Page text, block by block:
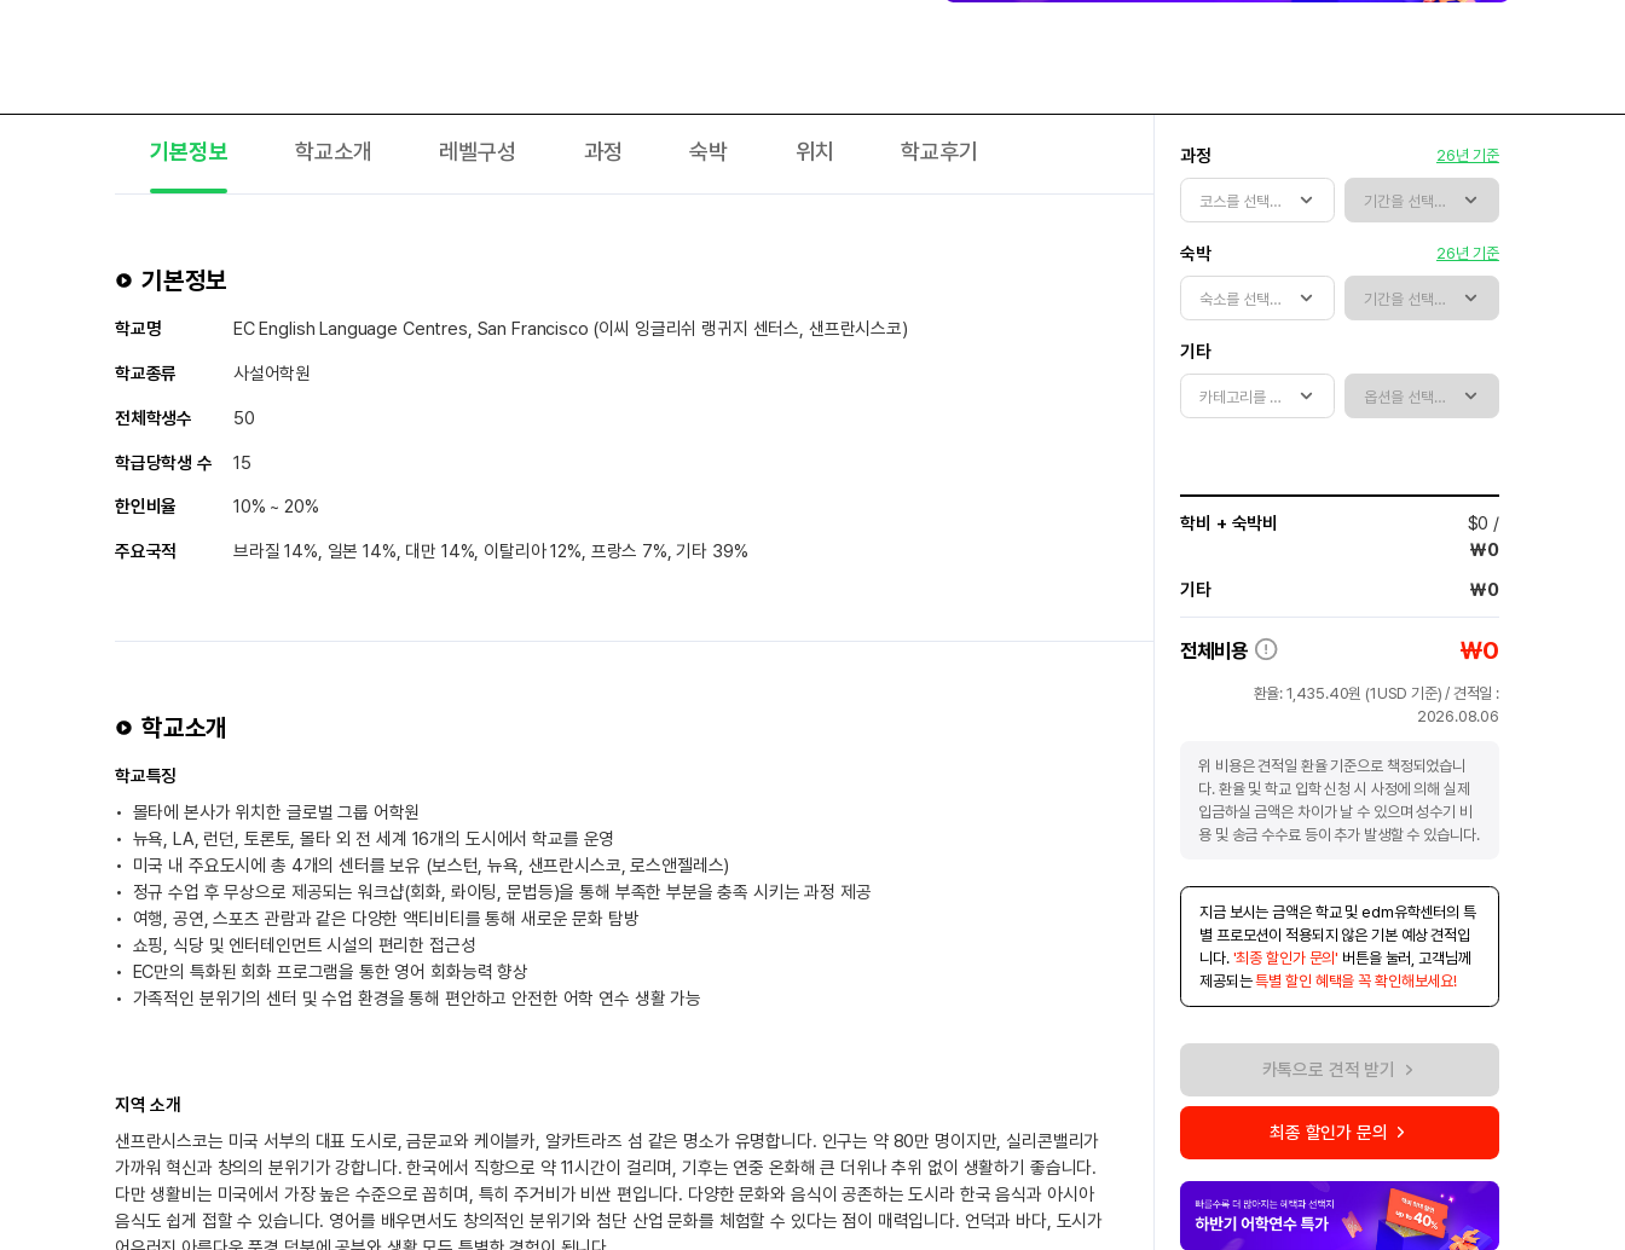
기본정보 학교소개 레벨구성 과정 숙박 위치 학교후기
기본정보
학교명 EC English Language Centres, San Francisco (이씨 잉글리쉬 랭귀지 센터스, 샌프란시스코)
학교종류 사설어학원
전체학생수 50
학급당학생 수 15
한인비율 10% ~ 20%
주요국적 브라질 14%, 일본 14%, 대만 14%, 이탈리아 12%, 프랑스 7%, 기타 39%
학교소개
학교특징
몰타에 본사가 위치한 글로벌 그룹 어학원
뉴욕, LA, 런던, 토론토, 몰타 외 전 세계 16개의 도시에서 학교를 운영
미국 내 주요도시에 총 4개의 센터를 보유 (보스턴, 뉴욕, 샌프란시스코, 로스앤젤레스)
정규 수업 후 무상으로 제공되는 워크샵(회화, 롸이팅, 문법등)을 통해 부족한 부분을 충족 시키는 과정 제공
여행, 공연, 스포츠 관람과 같은 다양한 액티비티를 통해 새로운 문화 탐방
쇼핑, 식당 및 엔터테인먼트 시설의 편리한 접근성
EC만의 특화된 회화 프로그램을 통한 영어 회화능력 향상
가족적인 분위기의 센터 및 수업 환경을 통해 편안하고 안전한 어학 연수 생활 가능
지역 소개
샌프란시스코는 미국 서부의 대표 도시로, 금문교와 케이블카, 알카트라즈 섬 같은 명소가 유명합니다. 인구는 약 80만 명이지만, 실리콘밸리가
가까워 혁신과 창의의 분위기가 강합니다. 한국에서 직항으로 약 11시간이 걸리며, 기후는 연중 온화해 큰 더위나 추위 없이 생활하기 좋습니다.
다만 생활비는 미국에서 가장 높은 수준으로 꼽히며, 특히 주거비가 비싼 편입니다. 다양한 문화와 음식이 공존하는 도시라 한국 음식과 아시아
음식도 쉽게 접할 수 있습니다. 영어를 배우면서도 창의적인 분위기와 첨단 산업 문화를 체험할 수 있다는 점이 매력입니다. 언덕과 바다, 도시가
과정 26년 기준
숙박 26년 기준
기타
학비 + 숙박비 $0 /
￦0
기타
￦0
전체비용 ￦0
환율: 1,435.40원 (1USD 기준) / 견적일 :
2026.08.06
위 비용은 견적일 환율 기준으로 책정되었습니
다. 환율 및 학교 입학 신청 시 사정에 의해 실제
입금하실 금액은 차이가 날 수 있으며 성수기 비
용 및 송금 수수료 등이 추가 발생할 수 있습니다.
지금 보시는 금액은 학교 및 edm유학센터의 특
별 프로모션이 적용되지 않은 기본 예상 견적입
니다. '최종 할인가 문의' 버튼을 눌러, 고객님께
제공되는특별 할인 혜택을 꼭 확인해보세요!
카톡으로 견적 받기
최종 할인가 문의